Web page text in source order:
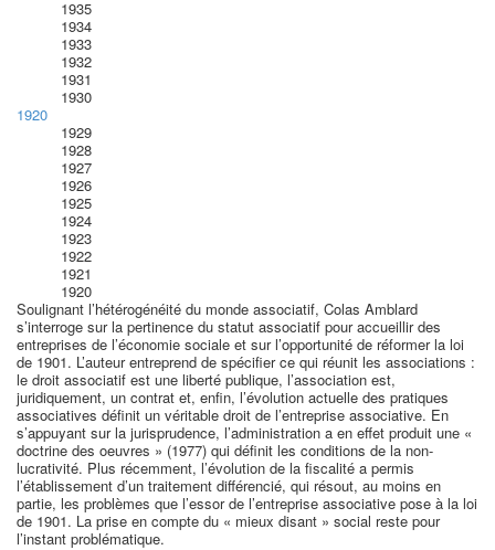
1935
1934
1933
1932
1931
1930
1920
1929
1928
1927
1926
1925
1924
1923
1922
1921
1920
Soulignant l’hétérogénéité du monde associatif, Colas Amblard
s’interroge sur la pertinence du statut associatif pour accueillir des
entreprises de l’économie sociale et sur l’opportunité de réformer la loi
de 1901. L’auteur entreprend de spécifier ce qui réunit les associations :
le droit associatif est une liberté publique, l’association est,
juridiquement, un contrat et, enfin, l’évolution actuelle des pratiques
associatives définit un véritable droit de l’entreprise associative. En
s’appuyant sur la jurisprudence, l’administration a en effet produit une «
doctrine des oeuvres » (1977) qui définit les conditions de la non-
lucrativité. Plus récemment, l’évolution de la fiscalité a permis
l’établissement d’un traitement différencié, qui résout, au moins en
partie, les problèmes que l’essor de l’entreprise associative pose à la loi
de 1901. La prise en compte du « mieux disant » social reste pour
l’instant problématique.